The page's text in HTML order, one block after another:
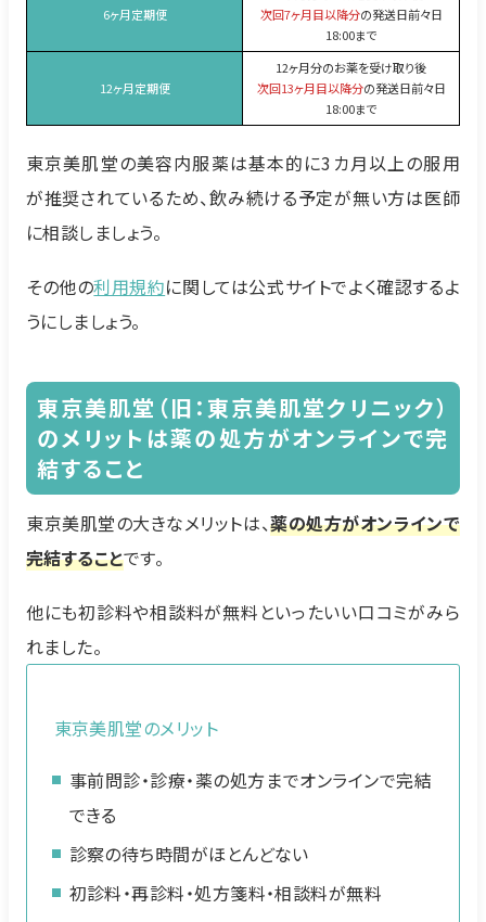
6ヶ月定期便
次回7ヶ月目以降分の発送日前々日
18:00まで
12ヶ月定期便
12ヶ月分のお薬を受け取り後
次回13ヶ月目以降分の発送日前々日
18:00まで
東京美肌堂の美容内服薬は基本的に3カ月以上の服用
が推奨されているため、飲み続ける予定が無い方は医師
に相談しましょう。
その他の利用規約に関しては公式サイトでよく確認するよ
うにしましょう。
東京美肌堂（旧：東京美肌堂クリニック）
のメリットは薬の処方がオンラインで完
結すること
東京美肌堂の大きなメリットは、薬の処方がオンラインで
完結することです。
他にも初診料や相談料が無料といったいい口コミがみら
れました。
東京美肌堂のメリット
事前問診・診療・薬の処方までオンラインで完結
できる
診察の待ち時間がほとんどない
初診料・再診料・処方箋料・相談料が無料